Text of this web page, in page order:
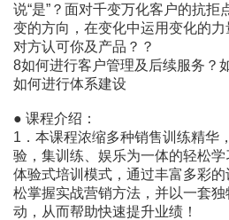
说“是”？面对千变万化客户的抗拒
变的方向，在变化中运用变化的
对方认可你及产品？？
8如何进行客户管理及后续服务？
如何进行体系建设
● 课程介绍：
1．本课程浓缩多种销售训练精华
验，集训练、娱乐为一体的轻松学
体验式培训模式，通过丰富多彩
松掌握实战营销方法，并以一套
动，从而帮助快速提升业绩！